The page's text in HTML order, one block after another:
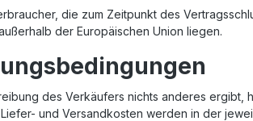
die zum Zeitpunkt des
der Europäischen Union liegen.
des Verkäufers nichts anderes
und Versandkosten werden in der